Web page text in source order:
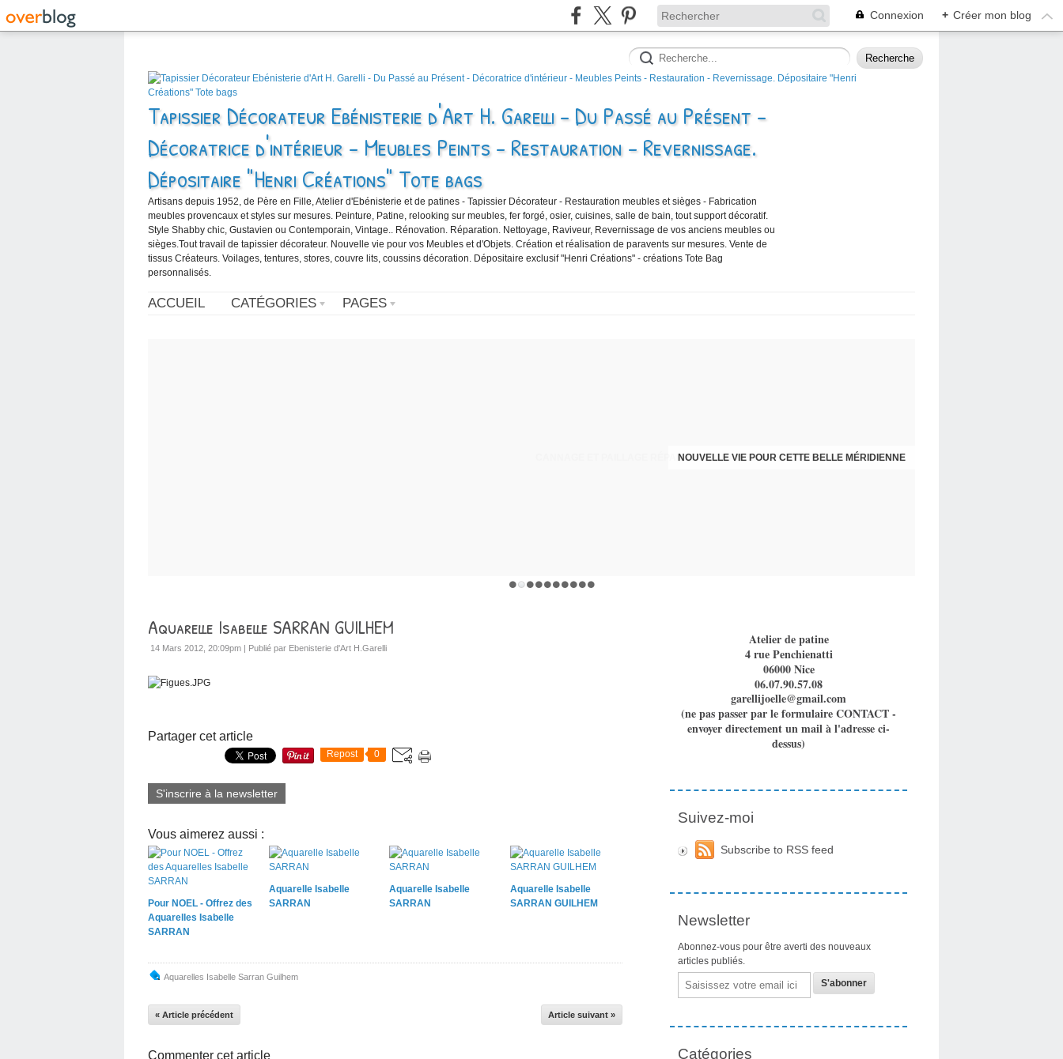
Connexion + Créer mon blog
Tapissier Décorateur Ebénisterie d'Art H. Garelli - Du Passé au Présent -
Décoratrice d'intérieur - Meubles Peints - Restauration - Revernissage.
Dépositaire "Henri Créations" Tote bags
Artisans depuis 1952, de Père en Fille, Atelier d'Ebénisterie et de patines - Tapissier Décorateur - Restauration meubles et sièges - Fabrication
meubles provencaux et styles sur mesures. Peinture, Patine, relooking sur meubles, fer forgé, osier, cuisines, salle de bain, tout support décoratif.
Style Shabby chic, Gustavien ou Contemporain, Vintage.. Rénovation. Réparation. Nettoyage, Raviveur, Revernissage de vos anciens meubles ou
sièges.Tout travail de tapissier décorateur. Nouvelle vie pour vos Meubles et d'Objets. Création et réalisation de paravents sur mesures. Vente de
tissus Créateurs. Voilages, tentures, stores, couvre lits, coussins décoration. Dépositaire exclusif "Henri Créations" - créations Tote Bag
personnalisés.
ACCUEIL CATÉGORIES PAGES
NOUVELLE VIE POUR CETTE BELLE MÉRIDIENNE
CANNAGE ET PAILLAGE RÉPARATION CHAISES ET FAUTEUIL PAR SPÉCIALISTE
Aquarelle Isabelle SARRAN GUILHEM
14 Mars 2012, 20:09pm | Publié par Ebenisterie d'Art H.Garelli
Partager cet article
Repost 0
S'inscrire à la newsletter
Vous aimerez aussi :
Pour NOEL - Offrez des
Aquarelles Isabelle
SARRAN
Aquarelle Isabelle
SARRAN
Aquarelle Isabelle
SARRAN
Aquarelle Isabelle
SARRAN GUILHEM
Aquarelles Isabelle Sarran Guilhem
« Article précédent Article suivant »
Commenter cet article
Atelier de patine
4 rue Penchienatti
06000 Nice
06.07.90.57.08
garellijoelle@gmail.com
(ne pas passer par le formulaire CONTACT -
envoyer directement un mail à l'adresse ci-
dessus)
Suivez-moi
Subscribe to RSS feed
Newsletter
Abonnez-vous pour être averti des nouveaux
articles publiés.
Email
Catégories